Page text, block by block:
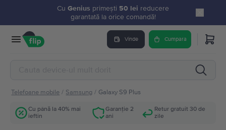
Cu Genius primești 50 lei reducere
garantată la orice comandă!
Vinde Cumpara
Telefoane mobile / Samsung / Galaxy S9 Plus
Cu până la 40% mai
ieftin
Garanție 2
ani
Retur gratuit 30 de
zile